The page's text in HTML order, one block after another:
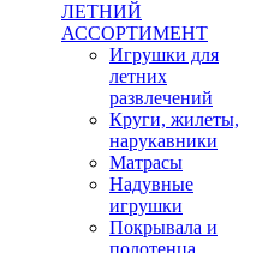
ЛЕТНИЙ
АССОРТИМЕНТ
Игрушки для
летних
развлечений
Круги, жилеты,
нарукавники
Матрасы
Надувные
игрушки
Покрывала и
полотенца